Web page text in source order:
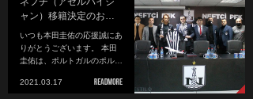
ャン）移籍決定のお…
いつも本田圭佑の応援誠にあ
りがとうございます。 本田
圭佑は、ポルトガルのポル…
2021.03.17